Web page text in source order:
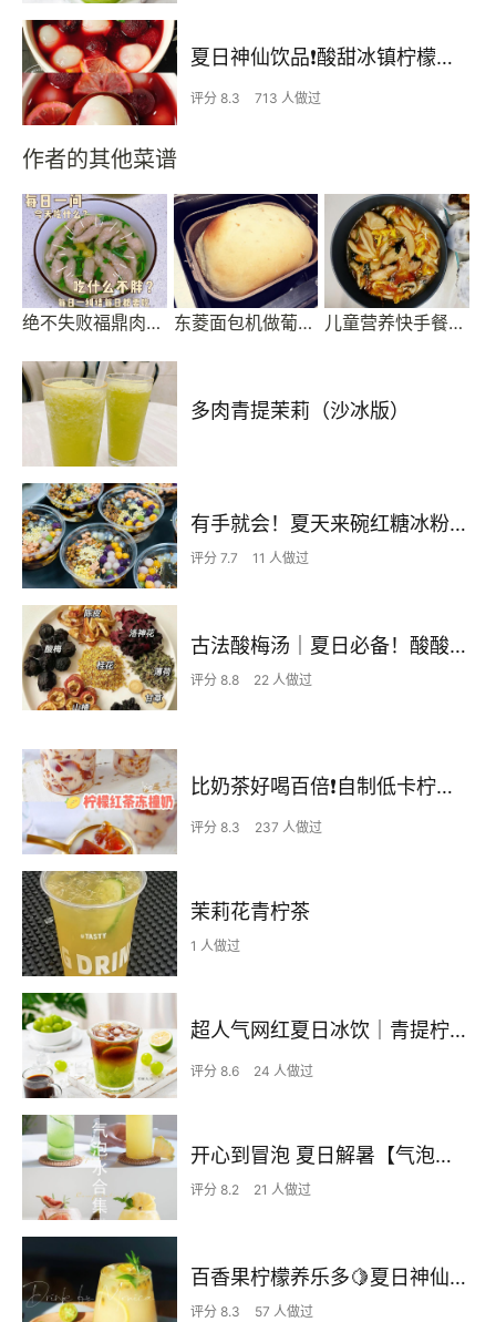
夏日神仙饮品❗️酸甜冰镇柠檬杨梅荔枝饮
评分 8.3 713 人做过
作者的其他菜谱
绝不失败福鼎肉片，保姆级教程 东菱面包机做葡萄干吐司 儿童营养快手餐—面疙瘩汤
多肉青提茉莉（沙冰版）
有手就会！夏天来碗红糖冰粉凉爽一夏吧！
评分 7.7 11 人做过
古法酸梅汤｜夏日必备！酸酸甜甜超好喝
评分 8.8 22 人做过
比奶茶好喝百倍❗️自制低卡柠檬红茶冻撞奶
评分 8.3 237 人做过
茉莉花青柠茶
1 人做过
超人气网红夏日冰饮｜青提柠檬冰美式☕
评分 8.6 24 人做过
开心到冒泡 夏日解暑【气泡水合集】
评分 8.2 21 人做过
百香果柠檬养乐多🍋夏日神仙自制饮品🌈
评分 8.3 57 人做过